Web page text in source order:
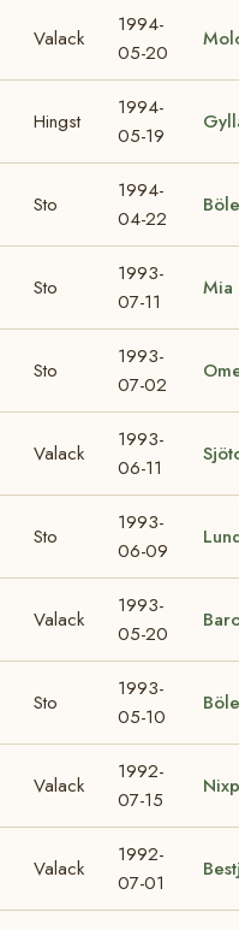
Valack
1994-
05-20
Hingst
1994-
05-19
Sto
1994-
04-22
Sto
1993-
07-11
Mia
Sto
1993-
07-02
Valack
1993-
06-11
Sto
1993-
06-09
Valack
1993-
05-20
Sto
1993-
05-10
Valack
1992-
07-15
Valack
1992-
07-01